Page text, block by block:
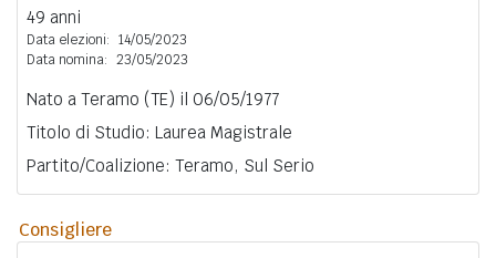
49 anni
Data elezioni: 14/05/2023
Data nomina: 23/05/2023
Nato a Teramo (TE) il 06/05/1977
Titolo di Studio: Laurea Magistrale
Partito/Coalizione: Teramo, Sul Serio
Consigliere